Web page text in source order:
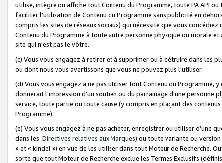
utilise, intègre ou affiche tout Contenu du Programme, toute PA API
faciliter l'utilisation de Contenu du Programme sans publicité en
compris les sites de réseaux sociaux) qui nécessite que vous
Contenu du Programme à toute autre personne physique ou morale
site qui n'est pas le vôtre.
(c) Vous vous engagez à retirer et à supprimer ou à détruire dans les
ou dont nous vous avertissons que vous ne pouvez plus l'utiliser.
(d) Vous vous engagez à ne pas utiliser tout Contenu du Programme,
donnerait l'impression d'un soutien ou du parrainage d'une personne
service, toute partie ou toute cause (y compris en plaçant des
Programme).
(e) Vous vous engagez à ne pas acheter, enregistrer ou utiliser d’une
dans les Directives relatives aux Marques) ou toute variante ou
» et « kindel ») en vue de les utiliser dans tout Moteur de Recherche.
sorte que tout Moteur de Recherche exclue les Termes Exclusifs